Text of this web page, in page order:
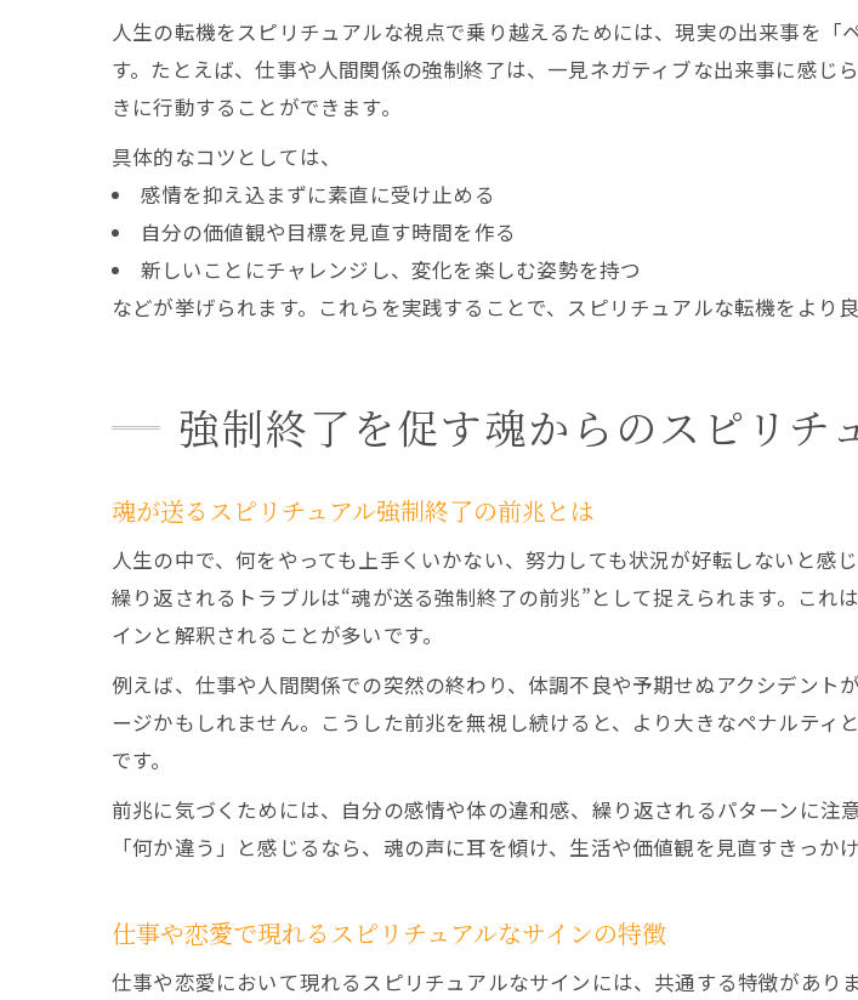
人生の転機をスピリチュアルな視点で乗り越えるためには、現実の出来事を
す。たとえば、仕事や人間関係の強制終了は、一見ネガティブな出来事に感
きに行動することができます。
具体的なコツとしては、
感情を抑え込まずに素直に受け止める
自分の価値観や目標を見直す時間を作る
新しいことにチャレンジし、変化を楽しむ姿勢を持つ
などが挙げられます。これらを実践することで、スピリチュアルな転機をより
強制終了を促す魂からのスピリチ
魂が送るスピリチュアル強制終了の前兆とは
人生の中で、何をやっても上手くいかない、努力しても状況が好転しないと
繰り返されるトラブルは“魂が送る強制終了の前兆”として捉えられます。こ
インと解釈されることが多いです。
例えば、仕事や人間関係での突然の終わり、体調不良や予期せぬアクシデン
ージかもしれません。こうした前兆を無視し続けると、より大きなペナルテ
です。
前兆に気づくためには、自分の感情や体の違和感、繰り返されるパターンに
「何か違う」と感じるなら、魂の声に耳を傾け、生活や価値観を見直すきっか
仕事や恋愛で現れるスピリチュアルなサインの特徴
仕事や恋愛において現れるスピリチュアルなサインには、共通する特徴があ